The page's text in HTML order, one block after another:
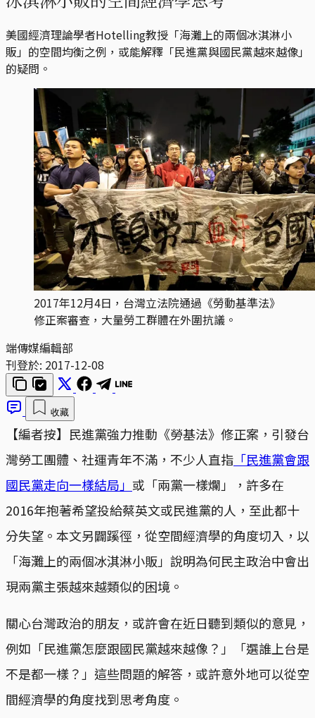
美國經濟理論學者Hotelling教授「海灘上的兩個冰淇淋小
販」的空間均衡之例，或能解釋「民進黨與國民黨越來越像」
的疑問。
2017年12月4日，台灣立法院通過《勞動基準法》
修正案審查，大量勞工群體在外圍抗議。
端傳媒編輯部
刊登於: 2017-12-08
收藏
【編者按】民進黨強力推動《勞基法》修正案，引發台
灣勞工團體、社運青年不滿，不少人直指 「民進黨會跟
國民黨走向一樣結局」 或「兩黨一樣爛」，許多在
2016年抱著希望投給蔡英文或民進黨的人，至此都十
分失望。本文另闢蹊徑，從空間經濟學的角度切入，以
「海灘上的兩個冰淇淋小販」說明為何民主政治中會出
現兩黨主張越來越類似的困境。
關心台灣政治的朋友，或許會在近日聽到類似的意見，
例如「民進黨怎麼跟國民黨越來越像？」「選誰上台是
不是都一樣？」這些問題的解答，或許意外地可以從空
間經濟學的角度找到思考角度。